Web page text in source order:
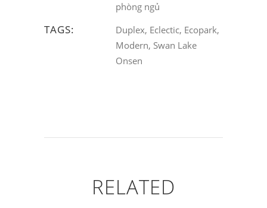
phòng ngủ
TAGS:
Duplex, Eclectic, Ecopark,
Modern, Swan Lake
Onsen
RELATED